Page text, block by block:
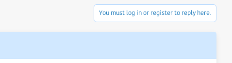
You must log in or register to reply here.